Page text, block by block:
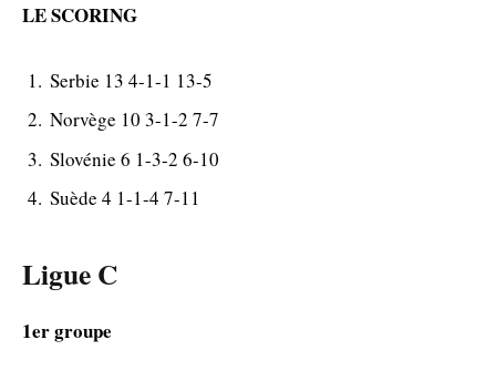
LE SCORING
Serbie 13 4-1-1 13-5
Norvège 10 3-1-2 7-7
Slovénie 6 1-3-2 6-10
Suède 4 1-1-4 7-11
Ligue C
1er groupe